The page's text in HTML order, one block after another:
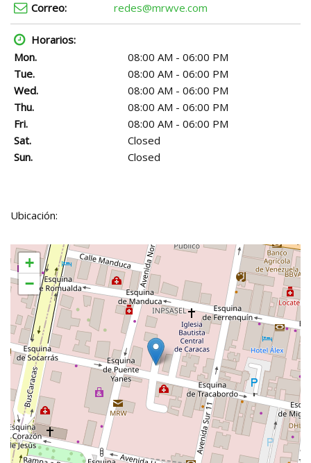
Correo: redes@mrwve.com
Horarios:
Mon.
08:00 AM - 06:00 PM
Tue.
08:00 AM - 06:00 PM
Wed.
08:00 AM - 06:00 PM
Thu.
08:00 AM - 06:00 PM
Fri.
08:00 AM - 06:00 PM
Sat.
Closed
Sun.
Closed
Ubicación:
+
−